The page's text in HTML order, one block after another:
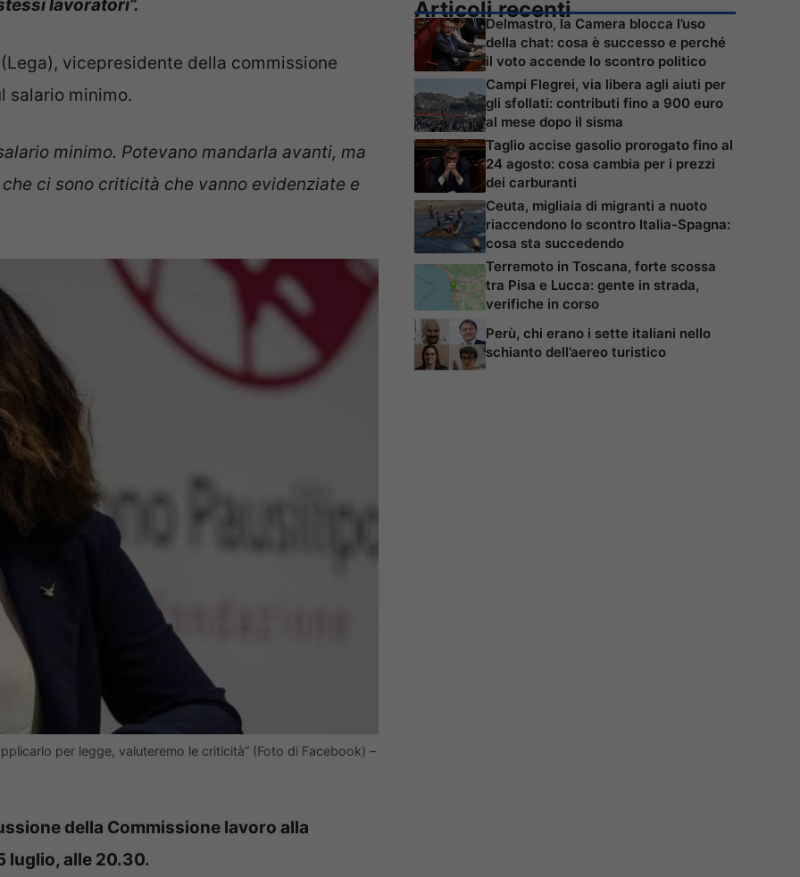
lavoratori”.
(Lega), vicepresidente della commissione
salario minimo.
minimo. Potevano mandarla avanti, ma
ci sono criticità che vanno evidenziate e
per legge, valuteremo le criticità” (Foto di Facebook) –
della Commissione lavoro alla
luglio, alle 20.30.
Articoli recenti
Delmastro, la Camera blocca l’uso
della chat: cosa è successo e perché
il voto accende lo scontro politico
Campi Flegrei, via libera agli aiuti per
gli sfollati: contributi fino a 900 euro
al mese dopo il sisma
Taglio accise gasolio prorogato fino al
24 agosto: cosa cambia per i prezzi
dei carburanti
Ceuta, migliaia di migranti a nuoto
riaccendono lo scontro Italia-Spagna:
cosa sta succedendo
Terremoto in Toscana, forte scossa
tra Pisa e Lucca: gente in strada,
verifiche in corso
Perù, chi erano i sette italiani nello
schianto dell’aereo turistico